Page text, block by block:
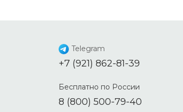
Telegram
+7 (921) 862-81-39
Бесплатно по России
8 (800) 500-79-40